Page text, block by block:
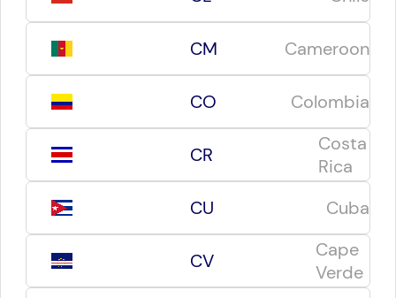
CM Cameroon
CO Colombia
CR
Costa
Rica
CU
Cuba
CV
Cape
Verde